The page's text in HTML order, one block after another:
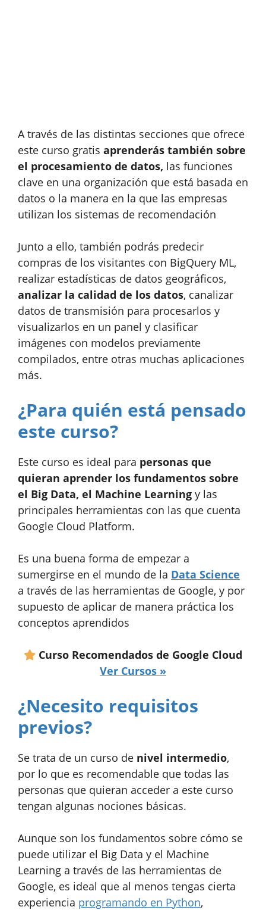
A través de las distintas secciones que ofrece
este curso gratis aprenderás también sobre
el procesamiento de datos, las funciones
clave en una organización que está basada en
datos o la manera en la que las empresas
utilizan los sistemas de recomendación
Junto a ello, también podrás predecir
compras de los visitantes con BigQuery ML,
realizar estadísticas de datos geográficos,
analizar la calidad de los datos, canalizar
datos de transmisión para procesarlos y
visualizarlos en un panel y clasificar
imágenes con modelos previamente
compilados, entre otras muchas aplicaciones
más.
¿Para quién está pensado
este curso?
Este curso es ideal para personas que
quieran aprender los fundamentos sobre
el Big Data, el Machine Learning y las
principales herramientas con las que cuenta
Google Cloud Platform.
Es una buena forma de empezar a
sumergirse en el mundo de la Data Science
a través de las herramientas de Google, y por
supuesto de aplicar de manera práctica los
conceptos aprendidos
Curso Recomendados de Google Cloud
Ver Cursos »
¿Necesito requisitos
previos?
Se trata de un curso de nivel intermedio,
por lo que es recomendable que todas las
personas que quieran acceder a este curso
tengan algunas nociones básicas.
Aunque son los fundamentos sobre cómo se
puede utilizar el Big Data y el Machine
Learning a través de las herramientas de
Google, es ideal que al menos tengas cierta
experiencia programando en Python,